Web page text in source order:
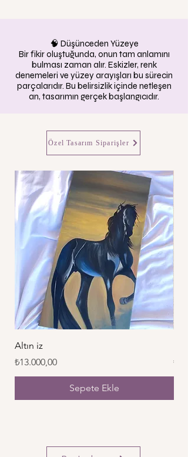
🧠 Düşünceden Yüzeye
Bir fikir oluştuğunda, onun tam anlamını
bulması zaman alır. Eskizler, renk
denemeleri ve yüzey arayışları bu sürecin
parçalarıdır. Bu belirsizlik içinde netleşen
an, tasarımın gerçek başlangıcıdır.
Özel Tasarım Siparişler
Altın iz
Fiyat
₺13.000,00
Sepete Ekle
Fiyat